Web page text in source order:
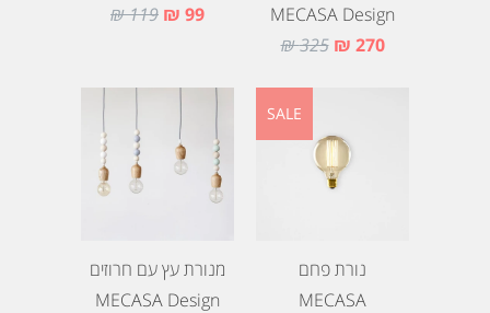
99 ₪
119 ₪
MECASA Design
270 ₪
325 ₪
מנורת עץ עם חרוזים
MECASA Design
נורת פחם
MECASA
SALE